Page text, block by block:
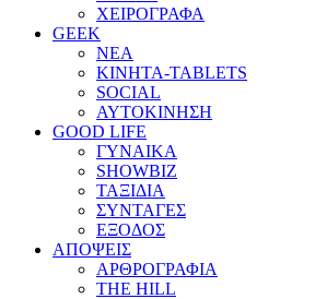
ΧΕΙΡΟΓΡΑΦΑ
GEEK
ΝΕΑ
ΚΙΝΗΤΑ-TABLETS
SOCIAL
ΑΥΤΟΚΙΝΗΣΗ
GOOD LIFE
ΓΥΝΑΙΚΑ
SHOWBIZ
ΤΑΞΙΔΙΑ
ΣΥΝΤΑΓΕΣ
ΕΞΟΔΟΣ
ΑΠΟΨΕΙΣ
ΑΡΘΡΟΓΡΑΦΙΑ
THE HILL